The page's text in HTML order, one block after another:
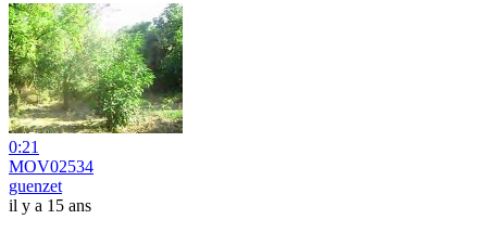
0:21
MOV02534
guenzet
il y a 15 ans